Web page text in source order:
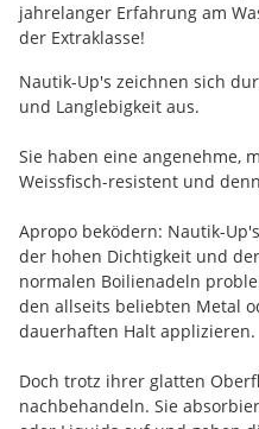
jahrelanger Erfahrung am
der Extraklasse!
Nautik-Up's zeichnen sich
und Langlebigkeit aus.
Sie haben eine angenehme,
Weissfisch-resistent und
Apropo beködern: Nautik-
der hohen Dichtigkeit und
normalen Boilienadeln
den allseits beliebten Metal
dauerhaften Halt applizieren.
Doch trotz ihrer glatten
nachbehandeln. Sie